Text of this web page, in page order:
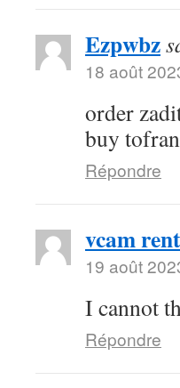
Ezpwbz
18 août
order
buy
Répondre
vcam
19 août
I cannot
Répondre